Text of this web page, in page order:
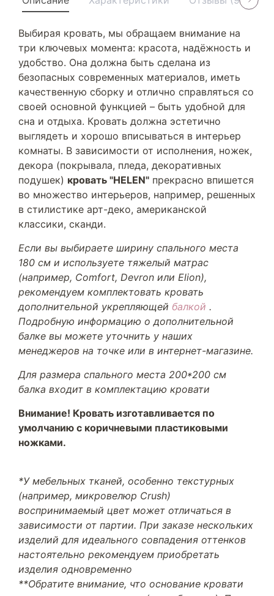
Выбирая кровать, мы обращаем внимание на
три ключевых момента: красота, надёжность и
удобство. Она должна быть сделана из
безопасных современных материалов, иметь
качественную сборку и отлично справляться со
своей основной функцией – быть удобной для
сна и отдыха. Кровать должна эстетично
выглядеть и хорошо вписываться в интерьер
комнаты. В зависимости от исполнения, ножек,
декора (покрывала, пледа, декоративных
подушек) кровать "HELEN" прекрасно впишется
во множество интерьеров, например, решенных
в стилистике арт-деко, американской
классики, сканди.
Если вы выбираете ширину спального места
180 см и используете тяжелый матрас
(например, Comfort, Devron или Elion),
рекомендуем комплектовать кровать
дополнительной укрепляющей балкой .
Подробную информацию о дополнительной
балке вы можете уточнить у наших
менеджеров на точке или в интернет-магазине.
Для размера спального места 200*200 см
балка входит в комплектацию кровати
Внимание! Кровать изготавливается по
умолчанию с коричневыми пластиковыми
ножками.
*У мебельных тканей, особенно текстурных
(например, микровелюр Crush)
воспринимаемый цвет может отличаться в
зависимости от партии. При заказе нескольких
изделий для идеального совпадения оттенков
настоятельно рекомендуем приобретать
изделия одновременно
**Обратите внимание, что основание кровати